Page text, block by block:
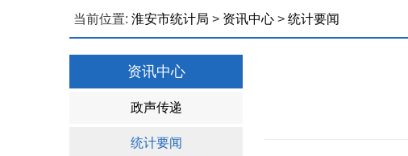
当前位置: 淮安市统计局 > 资讯中心 > 统计要闻
资讯中心
政声传递
统计要闻